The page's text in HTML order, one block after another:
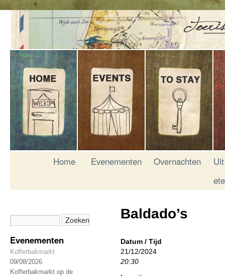
Home Evenementen Overnachten
Uit
Evenementen
Kofferbakmarkt
09/08/2026
Kofferbakmarkt op de
Baldado’s
Datum / Tijd
21/12/2024
20:30